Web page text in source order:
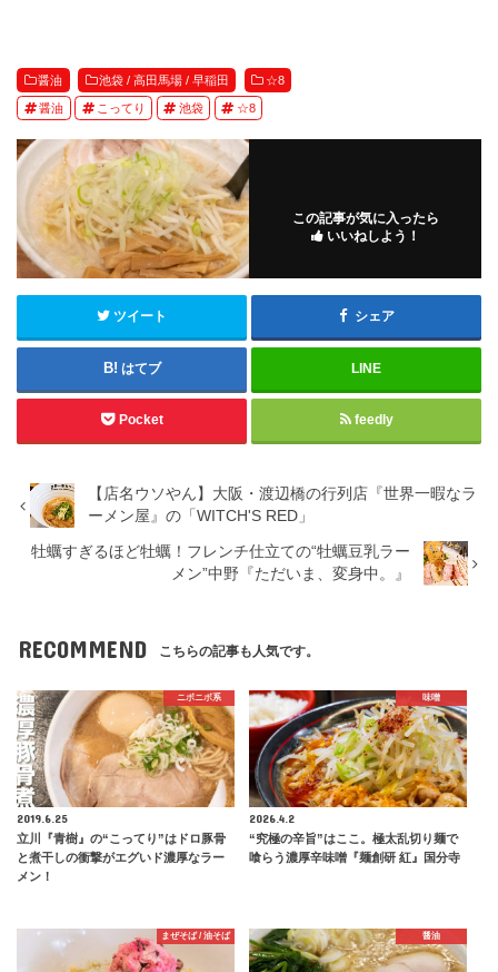
醤油 池袋 / 高田馬場 / 早稲田 ☆8
醤油 こってり 池袋 ☆8
この記事が気に入ったら
いいねしよう！
ツイート シェア
はてブ LINE
Pocket feedly
【店名ウソやん】大阪・渡辺橋の行列店『世界一暇なラ
ーメン屋』の「WITCH'S RED」
牡蠣すぎるほど牡蠣！フレンチ仕立ての“牡蠣豆乳ラー
メン”中野『ただいま、変身中。』
RECOMMEND こちらの記事も人気です。
ニボニボ系
2019.6.25
立川『青樹』の“こってり”はドロ豚骨
と煮干しの衝撃がエグいド濃厚なラー
メン！
味噌
2026.4.2
“究極の辛旨”はここ。極太乱切り麺で
喰らう濃厚辛味噌『麺創研 紅』国分寺
まぜそば / 油そば 醤油